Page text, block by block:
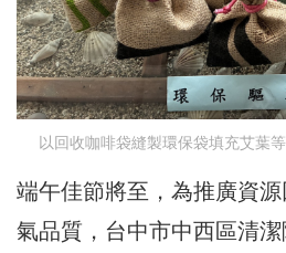
以回收咖啡袋縫製環保袋填充艾葉
端午佳節將至，為推廣資
氣品質，台中市中西區清